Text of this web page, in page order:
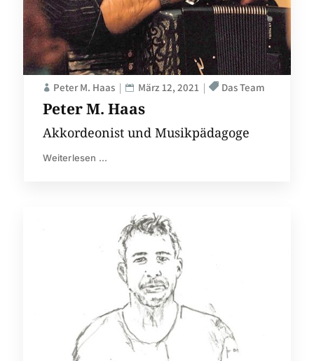
Peter M. Haas
Peter M. Haas März 12, 2021 Das Team
Akkordeonist und Musikpädagoge
Weiterlesen ...